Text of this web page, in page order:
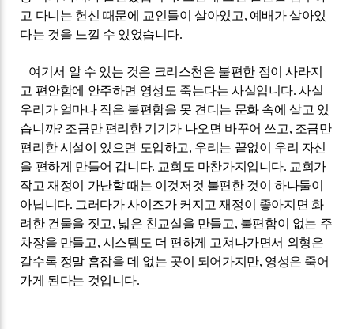
고 다니는 헌신 때문에 교인들이 살아있고, 예배가 살아있
다는 것을 느낄 수 있었습니다.
여기서 알 수 있는 것은 크리스천은 불편한 점이 사라지
고 편안함에 안주하면 영성도 죽는다는 사실입니다.사실
우리가 얼마나 작은 불편함을 못 견디는 문화 속에 살고 있
습니까? 조금만 편리한 기기가 나오면 바꾸어 쓰고, 조금만
편리한 시설이 있으면 도입하고, 우리는 끝없이 우리 자신
을 편하게 만들어 갑니다. 교회도 마찬가지입니다. 교회가
작고 재정이 가난할 때는 이것저것 불편한 것이 하나둘이
아닙니다. 그러다가 사이즈가 커지고 재정이 좋아지면 화
려한 건물을 짓고, 넓은 친교실을 만들고, 불편함이 없는 주
차장을 만들고, 시스템도 더 편하게 고쳐나가면서 외형은
갈수록 정말 흠잡을 데 없는 곳이 되어가지만, 영성은 죽어
가게 된다는 것입니다.